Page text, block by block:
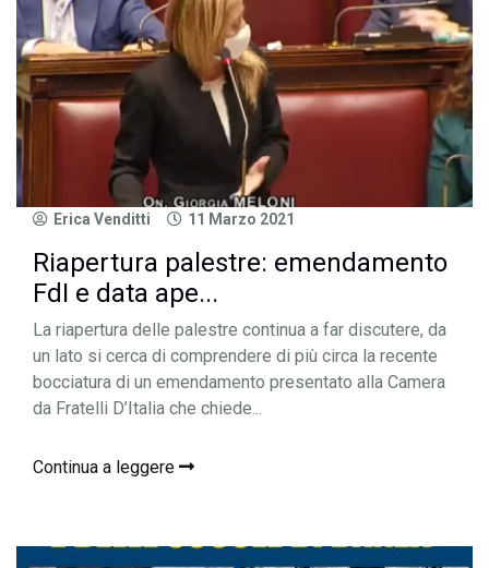
Erica Venditti 11 Marzo 2021
Riapertura palestre: emendamento
FdI e data ape...
La riapertura delle palestre continua a far discutere, da
un lato si cerca di comprendere di più circa la recente
bocciatura di un emendamento presentato alla Camera
da Fratelli D’Italia che chiede...
Continua a leggere